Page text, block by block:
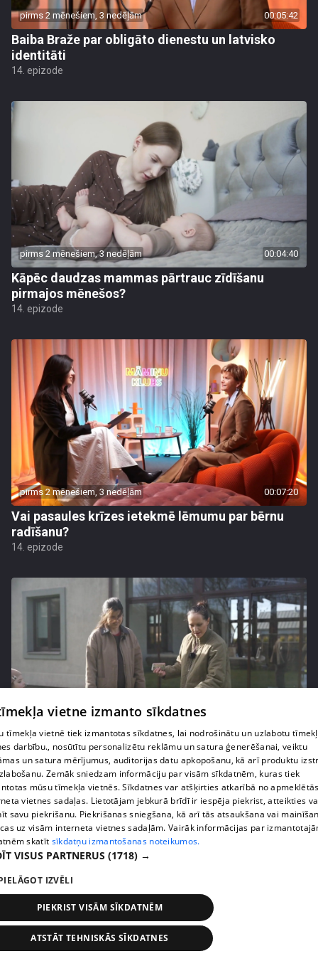
pirms 2 mēnešiem, 3 nedēļām 00:05:42
Baiba Braže par obligāto dienestu un latvisko
identitāti
14. epizode
pirms 2 mēnešiem, 3 nedēļām 00:04:40
Kāpēc daudzas mammas pārtrauc zīdīšanu
pirmajos mēnešos?
14. epizode
pirms 2 mēnešiem, 3 nedēļām 00:07:20
Vai pasaules krīzes ietekmē lēmumu par bērnu
radīšanu?
14. epizode
pirms 3 mēnešiem 00:06:24
Grila sezonā lieliski iespējams ievērot veselīga
uztura principus
13. epizode
vietne izmanto sīkdatnes
tīmekļa vietnē tiek izmantotas sīkdatnes, lai nodrošinātu un uzlabotu
darbību., nosūtītu personalizētu reklāmu un satura ģenerēšanai, veiktu
un satura mērījumus, auditorijas datu apkopošanu, kā arī produktu
Zemāk sniedzam informāciju par visām sīkdatnēm, kuras tiek
mūsu tīmekļa vietnēs. Sīkdatnes var atšķirties atkarībā no
vietnes sadaļas. Lietotājam jebkurā brīdī ir iespēja piekrist, atteikties
savu piekrišanu. Piekrišanas sniegšana, kā arī tās atsaukšana vai
uz visām interneta vietnes sadaļām. Vairāk informācijas par
skatīt sīkdatņu izmantošanas noteikumos.
VISUS PARTNERUS (1718) →
IZVĒLI
PIEKRIST VISĀM SĪKDATNĒM
ATSTĀT TEHNISKĀS SĪKDATNES